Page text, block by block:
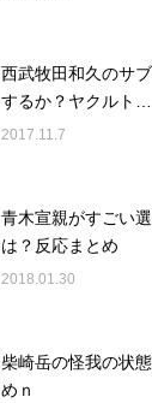
西武牧田和久のサ
するか？ヤクルト…
2017.11.7
青木宣親がすごい
は？反応まとめ
2018.01.30
柴崎岳の怪我の状
めｎ